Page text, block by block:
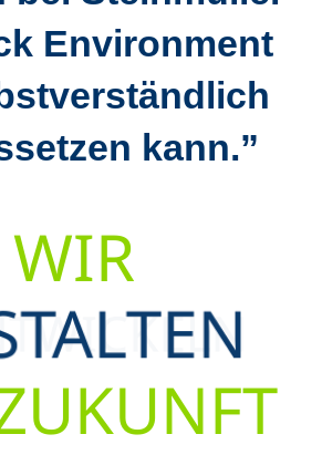
Environment
kann.”
WIR